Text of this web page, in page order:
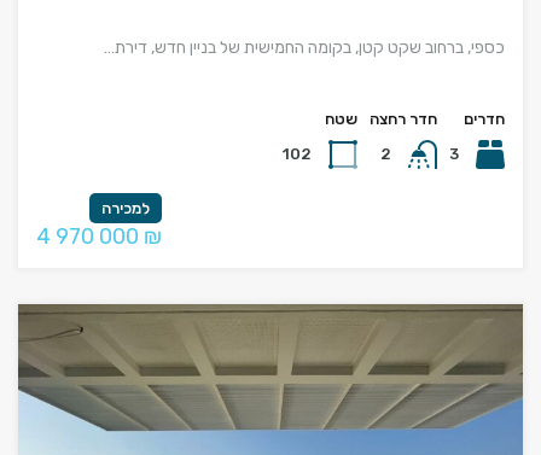
כספי, ברחוב שקט קטן, בקומה החמישית של בניין חדש, דירת…
חדרים
3
חדר רחצה
2
שטח
102
למכירה
4 970 000 ₪